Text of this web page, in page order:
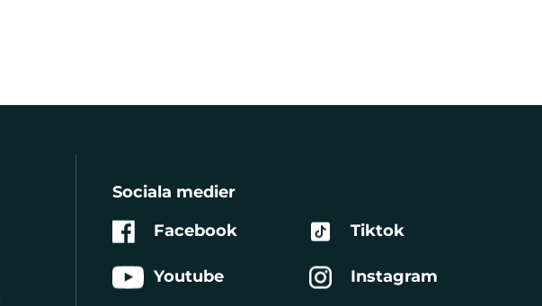
Sociala medier
Facebook
Youtube
Tiktok
Instagram